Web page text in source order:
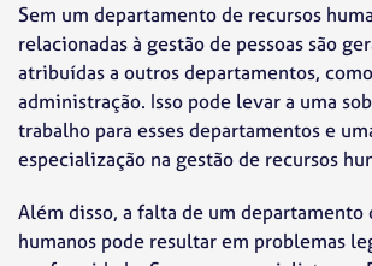
Sem um departamento de recursos
relacionadas à gestão de pessoas são
atribuídas a outros departamentos,
administração. Isso pode levar a uma
trabalho para esses departamentos e
especialização na gestão de recursos
Além disso, a falta de um departamento
humanos pode resultar em problemas